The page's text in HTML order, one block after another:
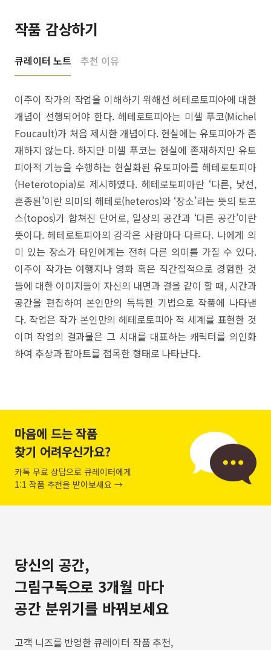
작품 감상하기
큐레이터 노트 추천 이유
이주이 작가의 작업을 이해하기 위해선 헤테로토피아에 대한
개념이 선행되어야 한다. 헤테로토피아는 미셸 푸코(Michel
Foucault)가 처음 제시한 개념이다. 현실에는 유토피아가 존
재하지 않는다. 하지만 미셸 푸코는 현실에 존재하지만 유토
피아적 기능을 수행하는 현실화된 유토피아를 헤테로토피아
(Heterotopia)로 제시하였다. 헤테로토피아란 ‘다른, 낯선,
혼종된’이란 의미의 헤테로(heteros)와 ‘장소’라는 뜻의 토포
스(topos)가 합쳐진 단어로, 일상의 공간과 ‘다른 공간’이란
뜻이다. 헤테로토피아의 감각은 사람마다 다르다. 나에게 의
미 있는 장소가 타인에게는 전혀 다른 의미를 가질 수 있다.
이주이 작가는 여행지나 영화 혹은 직간접적으로 경험한 것
들에 대한 이미지들이 자신의 내면과 결을 같이 할 때, 시간과
공간을 편집하여 본인만의 독특한 기법으로 작품에 나타낸
다. 작업은 작가 본인만의 헤테로토피아 적 세계를 표현한 것
이며 작업의 결과물은 그 시대를 대표하는 캐릭터를 의인화
하여 추상과 팝아트를 접목한 형태로 나타난다.
마음에 드는 작품
찾기 어려우신가요?
카톡 무료 상담으로 큐레이터에게
1:1 작품 추천을 받아보세요 →
당신의 공간,
그림구독으로 3개월 마다
공간 분위기를 바꿔보세요
고객 니즈를 반영한 큐레이터 작품 추천,